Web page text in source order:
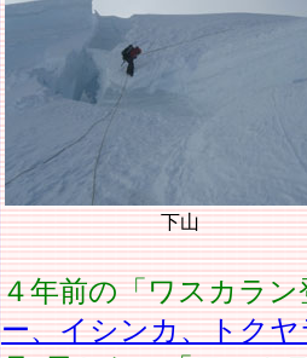
下山
４年前の「ワスカラ
ー、イシンカ、トク